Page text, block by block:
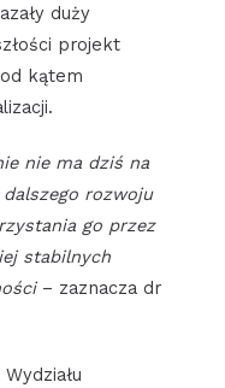
duży
projekt
kątem
nie ma dziś na
rozwoju
go przez
stabilnych
– zaznacza dr